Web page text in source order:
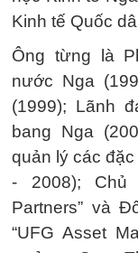
Kinh tế Quốc
Ông từng là
nước Nga
(1999); Lãnh
bang Nga
quản lý các
- 2008); Chủ
Partners” và
“UFG Asset